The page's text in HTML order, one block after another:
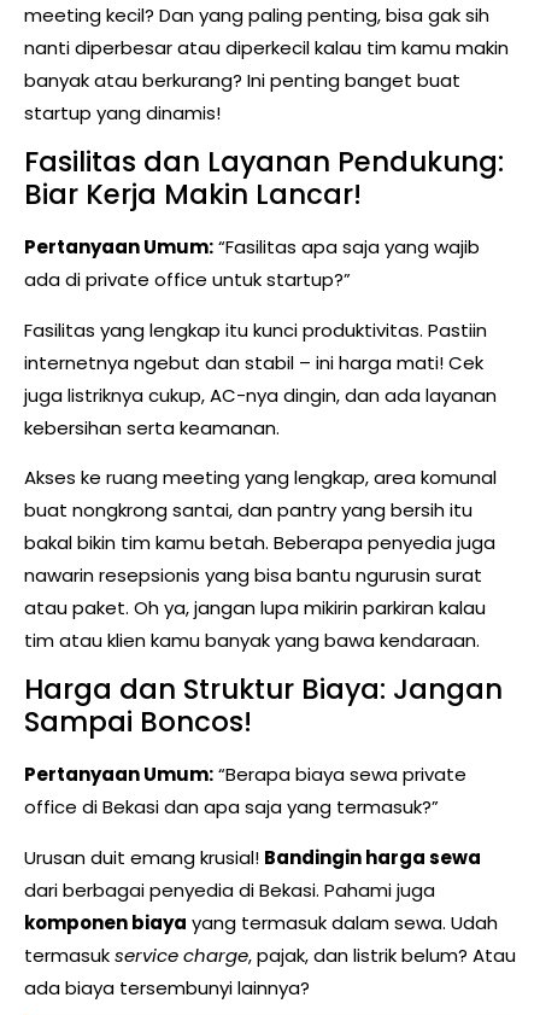
meeting kecil? Dan yang paling penting, bisa gak sih
nanti diperbesar atau diperkecil kalau tim kamu makin
banyak atau berkurang? Ini penting banget buat
startup yang dinamis!
Fasilitas dan Layanan Pendukung:
Biar Kerja Makin Lancar!
Pertanyaan Umum:“Fasilitas apa saja yang wajib
ada di private office untuk startup?”
Fasilitas yang lengkap itu kunci produktivitas. Pastiin
internetnya ngebut dan stabil – ini harga mati! Cek
juga listriknya cukup, AC-nya dingin, dan ada layanan
kebersihan serta keamanan.
Akses ke ruang meeting yang lengkap, area komunal
buat nongkrong santai, dan pantry yang bersih itu
bakal bikin tim kamu betah. Beberapa penyedia juga
nawarin resepsionis yang bisa bantu ngurusin surat
atau paket. Oh ya, jangan lupa mikirin parkiran kalau
tim atau klien kamu banyak yang bawa kendaraan.
Harga dan Struktur Biaya: Jangan
Sampai Boncos!
Pertanyaan Umum:“Berapa biaya sewa private
office di Bekasi dan apa saja yang termasuk?”
Urusan duit emang krusial! Bandingin harga sewa
dari berbagai penyedia di Bekasi. Pahami juga
komponen biaya yang termasuk dalam sewa. Udah
termasukservice charge, pajak, dan listrik belum? Atau
ada biaya tersembunyi lainnya?